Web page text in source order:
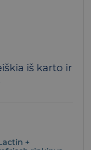
iš karto ir
+